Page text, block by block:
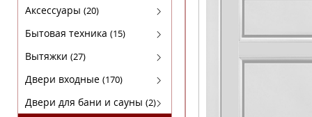
Аксессуары (20)
Аксессуары для бытовой техники
Бытовая техника (15)
Духовые шкафы
Кофемашины
Микроволновки
Вытяжки (27)
FABER
KRONA
Двери входные (170)
Luxor(Люксор)
Двери для бани и сауны (2)